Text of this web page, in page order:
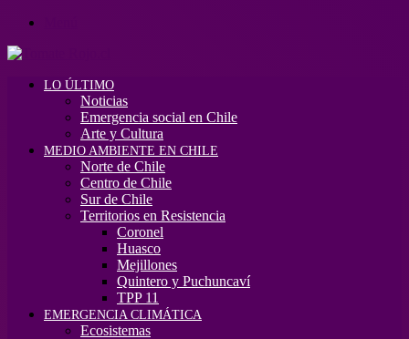
LO ÚLTIMO
Noticias
Emergencia social en Chile
Arte y Cultura
MEDIO AMBIENTE EN CHILE
Norte de Chile
Centro de Chile
Sur de Chile
Territorios en Resistencia
Coronel
Huasco
Mejillones
Quintero y Puchuncaví
TPP 11
EMERGENCIA CLIMÁTICA
Ecosistemas